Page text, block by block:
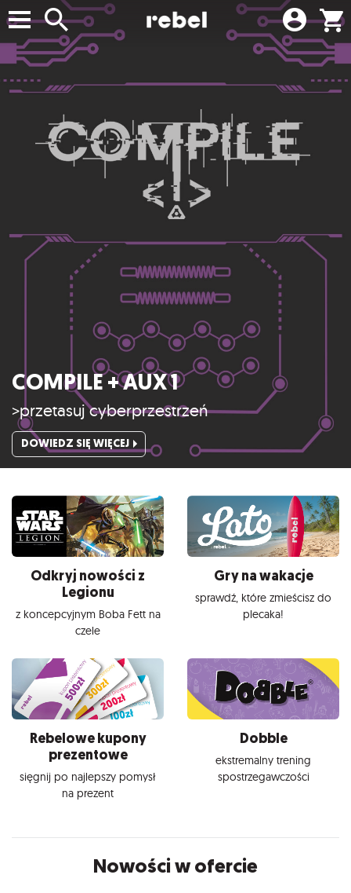
COMPILE + AUX 1
>przetasuj cyberprzestrzeń
DOWIEDZ SIĘ WIĘCEJ
Odkryj nowości z
Legionu
z koncepcyjnym Boba Fett na
czele
Gry na wakacje
sprawdź, które zmieścisz do
plecaka!
Rebelowe kupony
prezentowe
sięgnij po najlepszy pomysł
na prezent
Dobble
ekstremalny trening
spostrzegawczości
Nowości w ofercie